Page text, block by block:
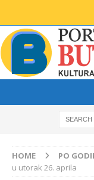
HOME PO
u utorak 26. aprila